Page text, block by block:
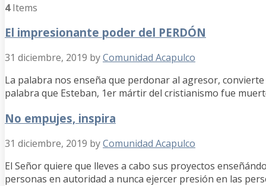
4Items
El impresionante poder del PERDÓN
31 diciembre, 2019 byComunidad Acapulco
La palabra nos enseña que perdonar al agresor,
palabra que Esteban, 1er mártir del cristianismo fue
No empujes, inspira
31 diciembre, 2019 byComunidad Acapulco
El Señor quiere que lleves a cabo sus proyectos
personas en autoridad a nunca ejercer presión en las